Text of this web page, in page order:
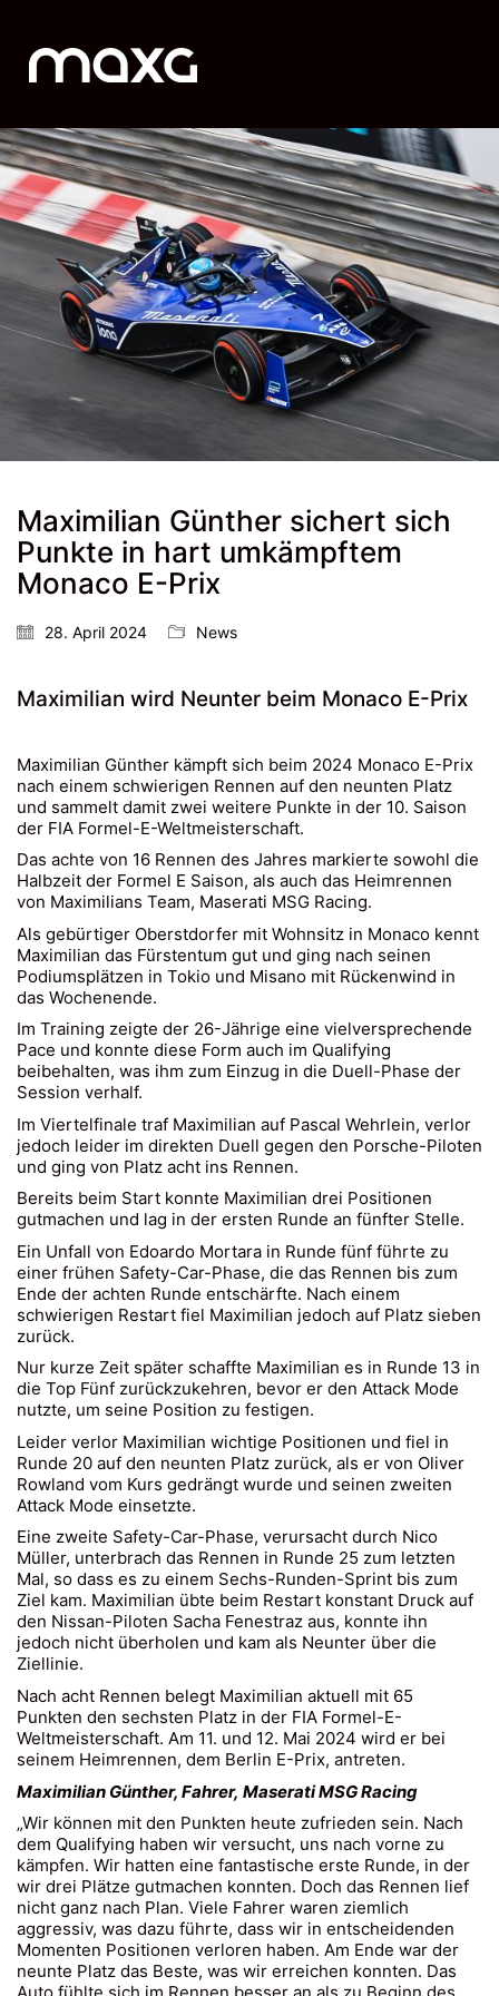
Maximilian Günther sichert sich
Punkte in hart umkämpftem
Monaco E-Prix
28. April 2024 News
Maximilian wird Neunter beim Monaco E-Prix
Maximilian Günther kämpft sich beim 2024 Monaco E-Prix
nach einem schwierigen Rennen auf den neunten Platz
und sammelt damit zwei weitere Punkte in der 10. Saison
der FIA Formel-E-Weltmeisterschaft.
Das achte von 16 Rennen des Jahres markierte sowohl die
Halbzeit der Formel E Saison, als auch das Heimrennen
von Maximilians Team, Maserati MSG Racing.
Als gebürtiger Oberstdorfer mit Wohnsitz in Monaco kennt
Maximilian das Fürstentum gut und ging nach seinen
Podiumsplätzen in Tokio und Misano mit Rückenwind in
das Wochenende.
Im Training zeigte der 26-Jährige eine vielversprechende
Pace und konnte diese Form auch im Qualifying
beibehalten, was ihm zum Einzug in die Duell-Phase der
Session verhalf.
Im Viertelfinale traf Maximilian auf Pascal Wehrlein, verlor
jedoch leider im direkten Duell gegen den Porsche-Piloten
und ging von Platz acht ins Rennen.
Bereits beim Start konnte Maximilian drei Positionen
gutmachen und lag in der ersten Runde an fünfter Stelle.
Ein Unfall von Edoardo Mortara in Runde fünf führte zu
einer frühen Safety-Car-Phase, die das Rennen bis zum
Ende der achten Runde entschärfte. Nach einem
schwierigen Restart fiel Maximilian jedoch auf Platz sieben
zurück.
Nur kurze Zeit später schaffte Maximilian es in Runde 13 in
die Top Fünf zurückzukehren, bevor er den Attack Mode
nutzte, um seine Position zu festigen.
Leider verlor Maximilian wichtige Positionen und fiel in
Runde 20 auf den neunten Platz zurück, als er von Oliver
Rowland vom Kurs gedrängt wurde und seinen zweiten
Attack Mode einsetzte.
Eine zweite Safety-Car-Phase, verursacht durch Nico
Müller, unterbrach das Rennen in Runde 25 zum letzten
Mal, so dass es zu einem Sechs-Runden-Sprint bis zum
Ziel kam. Maximilian übte beim Restart konstant Druck auf
den Nissan-Piloten Sacha Fenestraz aus, konnte ihn
jedoch nicht überholen und kam als Neunter über die
Ziellinie.
Nach acht Rennen belegt Maximilian aktuell mit 65
Punkten den sechsten Platz in der FIA Formel-E-
Weltmeisterschaft. Am 11. und 12. Mai 2024 wird er bei
seinem Heimrennen, dem Berlin E-Prix, antreten.
Maximilian Günther, Fahrer, Maserati MSG Racing
„Wir können mit den Punkten heute zufrieden sein. Nach
dem Qualifying haben wir versucht, uns nach vorne zu
kämpfen. Wir hatten eine fantastische erste Runde, in der
wir drei Plätze gutmachen konnten. Doch das Rennen lief
nicht ganz nach Plan. Viele Fahrer waren ziemlich
aggressiv, was dazu führte, dass wir in entscheidenden
Momenten Positionen verloren haben. Am Ende war der
neunte Platz das Beste, was wir erreichen konnten. Das